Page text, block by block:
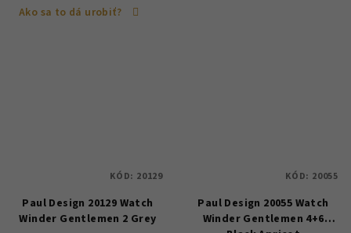
Ako sa to dá urobiť?
Paul Design 20129 Watch
Winder Gentlemen 2 Grey
KÓD: 20129
Paul Design 20055 Watch
Winder Gentlemen 4+6
KÓD: 20055